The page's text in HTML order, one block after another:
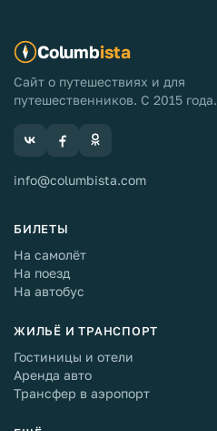
Columbista
Сайт о путешествиях и для
путешественников. С 2015 года.
info@columbista.com
БИЛЕТЫ
На самолёт
На поезд
На автобус
ЖИЛЬЁ И ТРАНСПОРТ
Гостиницы и отели
Аренда авто
Трансфер в аэропорт